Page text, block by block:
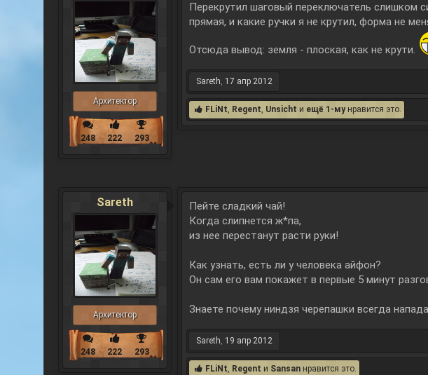
Архитектор
248 222 293
Перекрутил шаговый переключатель слишком
прямая, и какие ручки я не крутил, форма не
Отсюда вывод: земля - плоская, как не крути.
Sareth, 17 апр 2012
FLiNt, Regent, Unsicht и ещё 1-мунравится это.
Sareth
Архитектор
248 222 293
Пейте сладкий чай!
Когда слипнется ж*па,
из нее перестанут расти руки!
Как узнать, есть ли у человека айфон?
Он сам его вам покажет в первые 5 минут
Знаете почему ниндзя черепашки всегда
Sareth, 19 апр 2012
FLiNt, Regent и Sansan нравится это.